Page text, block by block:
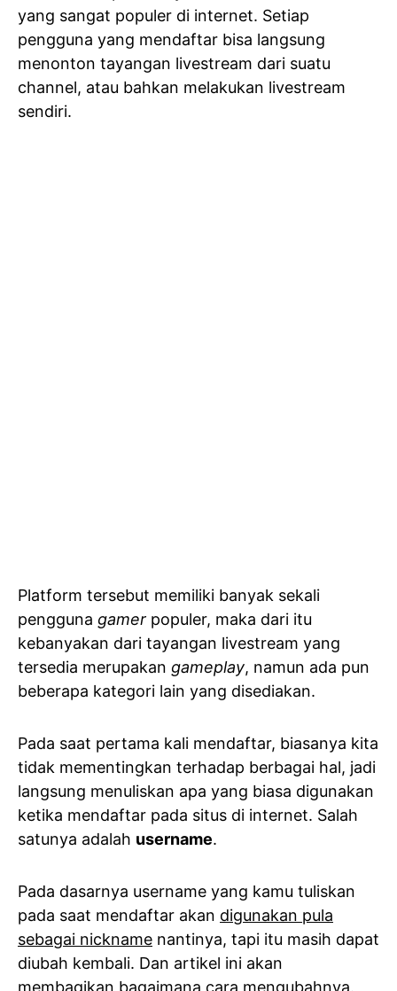
yang sangat populer di internet. Setiap
pengguna yang mendaftar bisa langsung
menonton tayangan livestream dari suatu
channel, atau bahkan melakukan livestream
sendiri.
Platform tersebut memiliki banyak sekali
pengguna gamer populer, maka dari itu
kebanyakan dari tayangan livestream yang
tersedia merupakan gameplay, namun ada pun
beberapa kategori lain yang disediakan.
Pada saat pertama kali mendaftar, biasanya kita
tidak mementingkan terhadap berbagai hal, jadi
langsung menuliskan apa yang biasa digunakan
ketika mendaftar pada situs di internet. Salah
satunya adalah username.
Pada dasarnya username yang kamu tuliskan
pada saat mendaftar akan digunakan pula
sebagai nickname nantinya, tapi itu masih dapat
diubah kembali. Dan artikel ini akan
membagikan bagaimana cara mengubahnya.